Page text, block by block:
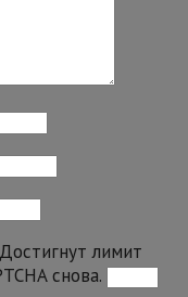
Достигнут лимит
снова.